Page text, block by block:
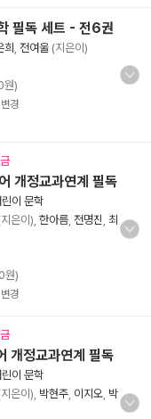
필독 세트 - 전6권
희 전여울 (지은이)
원)
변경
개정교과연계 필독
이 문학
은이), 한아름 전명진 최
원)
변경
개정교과연계 필독
이 문학
은이), 박현주 이지오 박